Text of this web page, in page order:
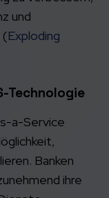
und
(Exploding
Technologie
a-Service
Banken
ihre